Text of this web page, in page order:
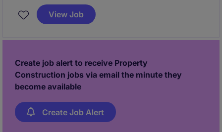
the Greater Toronto Area. This is an opportunity for a
seasoned construction leader to take ownership of
View Job
Create job alert to receive Property
Construction jobs via email the minute they
become available
Create Job Alert